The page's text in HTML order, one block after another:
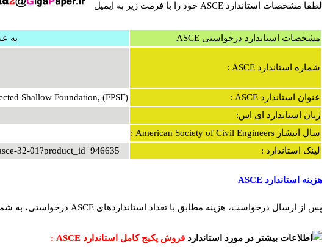
لطفا مشخصات استاندارد ASCE خود را با فرمت زیر به ایمیل
مشخصات استاندارد درخواستی ASCE به
شماره استاندارد ASCE :
عنوان استاندارد ASCE :
Shallow Foundation, (FPSF)
زبان استاندارد ای اس:
سال انتشار American Society of Civil Engineers :
لینک استاندارد :
32-01?product_id=946635
هزینه استاندارد ASCE
پس از ارسال درخواست، هزینه مطابق با تعداد استانداردهای ASCE درخواستی، به شما اطلاع داده می شود. هرچه تعداد استانداردهای درخواستی بیشتر باشد، هزینه هر استاندارد ASCE کمتر می گردد.
فروش پکیج کامل استاندارد ASCE :